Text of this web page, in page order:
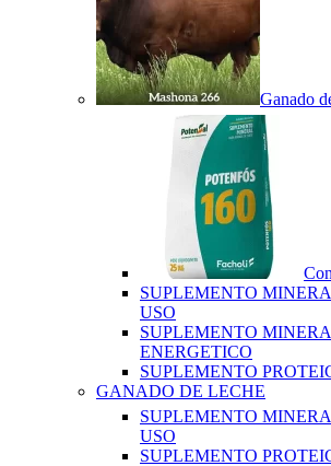
Ganado
SUPLEMENTO
USO
SUPLEMENTO
ENERGETICO
SUPLEMENTO
GANADO DE LECHE
SUPLEMENTO
USO
SUPLEMENTO